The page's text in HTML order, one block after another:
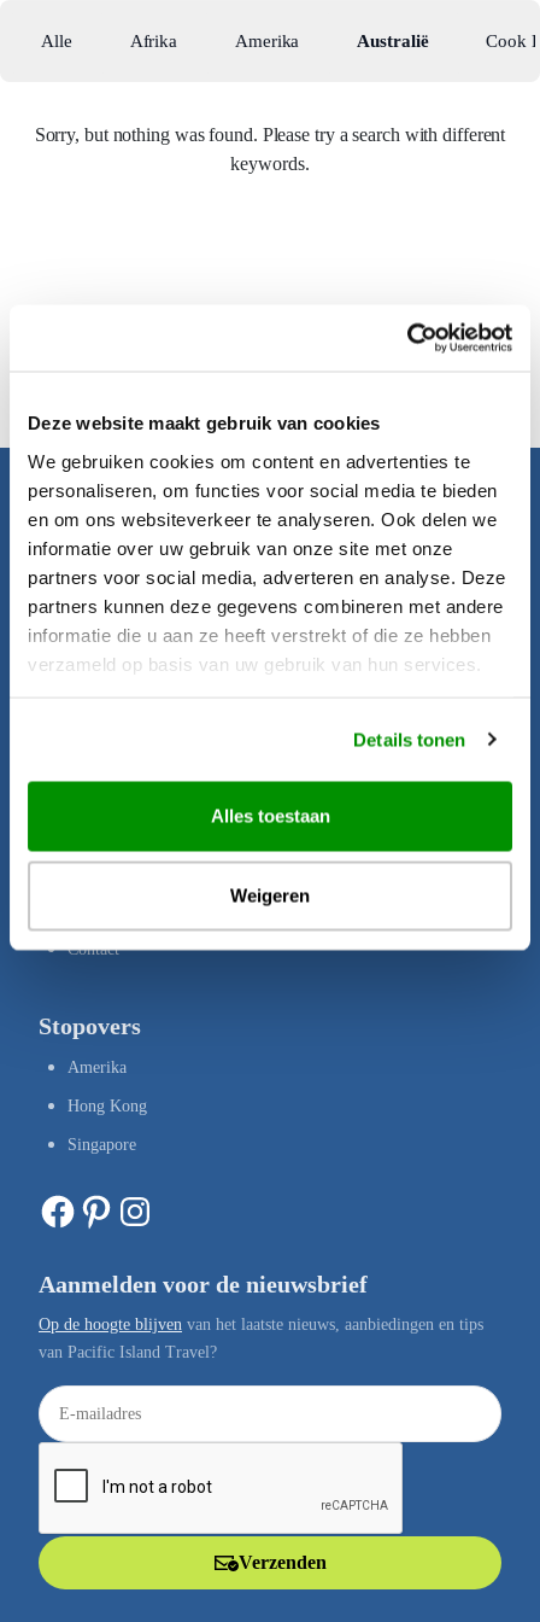
Deze website maakt gebruik van cookies
We gebruiken cookies om content en advertenties te
personaliseren, om functies voor social media te bieden
en om ons websiteverkeer te analyseren. Ook delen we
informatie over uw gebruik van onze site met onze
partners voor social media, adverteren en analyse. Deze
partners kunnen deze gegevens combineren met andere
informatie die u aan ze heeft verstrekt of die ze hebben
verzameld op basis van uw gebruik van hun services.
Details tonen
Alles toestaan
Weigeren
Alle Afrika Amerika Australië Cook
Sorry, but nothing was found. Please try a search with different
keywords.
Pacific Island Travel
Startpagina
Aanbiedingen
Bestemmingen
Brochures
Contact
Stopovers
Amerika
Hong Kong
Singapore
Facebook Pinterest Instagram
Aanmelden voor de nieuwsbrief
Op de hoogte blijven van het laatste nieuws, aanbiedingen en tips
van Pacific Island Travel?
E
-
a
Verzenden